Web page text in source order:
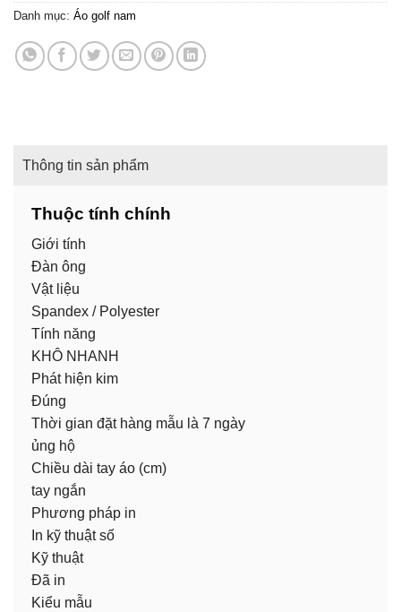
Danh mục: Áo golf nam
Thông tin sản phẩm
Thuộc tính chính
Giới tính
Đàn ông
Vật liệu
Spandex / Polyester
Tính năng
KHÔ NHANH
Phát hiện kim
Đúng
Thời gian đặt hàng mẫu là 7 ngày
ủng hộ
Chiều dài tay áo (cm)
tay ngắn
Phương pháp in
In kỹ thuật số
Kỹ thuật
Đã in
Kiểu mẫu